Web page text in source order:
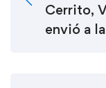
Cerrito,
envió a